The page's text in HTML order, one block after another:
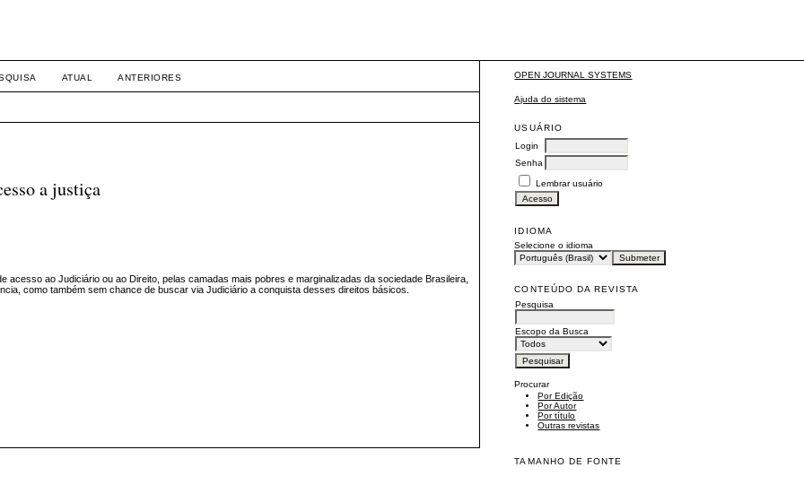
OPEN JOURNAL SYSTEMS
Ajuda do sistema
USUÁRIO
Login
Senha
Lembrar usuário
IDIOMA
Selecione o idioma
CONTEÚDO DA REVISTA
Pesquisa
Escopo da Busca
Procurar
Por Edição
Por Autor
Por título
Outras revistas
TAMANHO DE FONTE
ATUAL ANTERIORES
a justiça
acesso ao Judiciário ou ao Direito, pelas camadas mais pobres e marginalizadas da sociedade Brasileira,
como também sem chance de buscar via Judiciário a conquista desses direitos básicos.